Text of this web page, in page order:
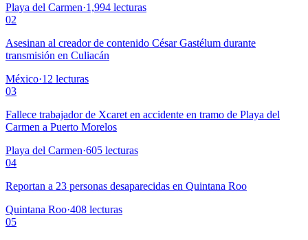
Playa del Carmen·1,994 lecturas
02
Asesinan al creador de contenido César Gastélum durante
transmisión en Culiacán
México·12 lecturas
03
Fallece trabajador de Xcaret en accidente en tramo de Playa del
Carmen a Puerto Morelos
Playa del Carmen·605 lecturas
04
Reportan a 23 personas desaparecidas en Quintana Roo
Quintana Roo·408 lecturas
05